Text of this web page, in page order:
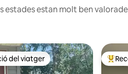
estades estan molt ben
dels viatgers
del viatger